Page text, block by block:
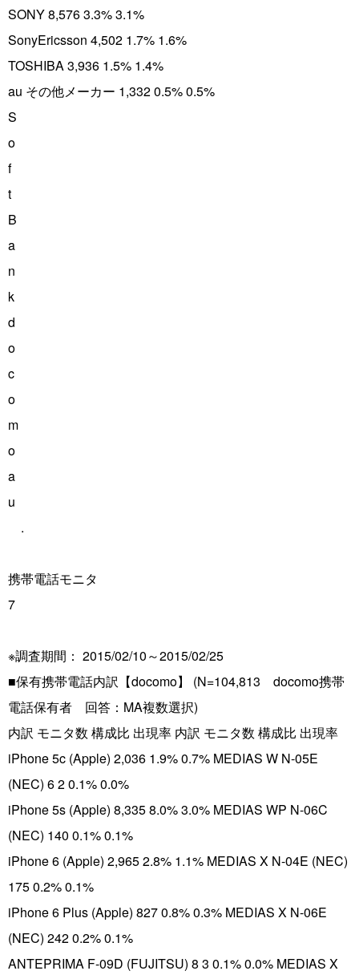
SONY 8,576 3.3% 3.1%
SonyEricsson 4,502 1.7% 1.6%
TOSHIBA 3,936 1.5% 1.4%
au その他メーカー 1,332 0.5% 0.5%
S
o
f
t
B
a
n
k
d
o
c
o
m
o
a
u
.
携帯電話モニタ
7
※調査期間： 2015/02/10～2015/02/25
■保有携帯電話内訳【docomo】 (N=104,813 docomo携帯
電話保有者 回答：MA複数選択)
内訳 モニタ数 構成比 出現率 内訳 モニタ数 構成比 出現率
iPhone 5c (Apple) 2,036 1.9% 0.7% MEDIAS W N-05E
(NEC) 6 2 0.1% 0.0%
iPhone 5s (Apple) 8,335 8.0% 3.0% MEDIAS WP N-06C
(NEC) 140 0.1% 0.1%
iPhone 6 (Apple) 2,965 2.8% 1.1% MEDIAS X N-04E (NEC)
175 0.2% 0.1%
iPhone 6 Plus (Apple) 827 0.8% 0.3% MEDIAS X N-06E
(NEC) 242 0.2% 0.1%
ANTEPRIMA F-09D (FUJITSU) 8 3 0.1% 0.0% MEDIAS X